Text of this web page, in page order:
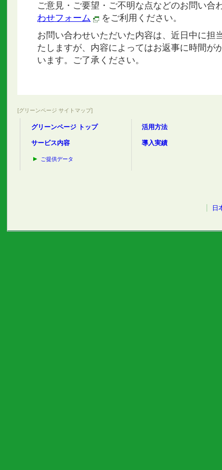
ご意見・ご要望・ご不明な点などのお問い合
わせフォーム
をご利用ください。
お問い合わせいただいた内容は、近日中に担
たしますが、内容によってはお返事に時間が
います。ご了承ください。
[グリーンページ サイトマップ]
グリーンページ トップ
サービス内容
ご提供データ
活用方法
導入実績
日